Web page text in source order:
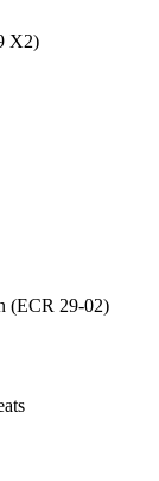
X2)
(ECR 29-02)